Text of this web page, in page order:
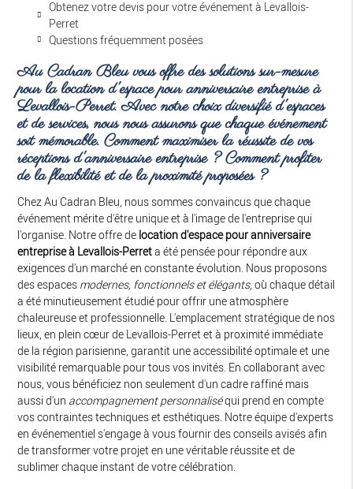
Obtenez votre devis pour votre événement à Levallois-
Perret
Questions fréquemment posées
Au Cadran Bleu vous offre des solutions sur-mesure
pour lalocation d'espace pour anniversaire entreprise à
Levallois-Perret. Avec notre choix diversifié d'espaces
et de services, nous nous assurons que chaque événement
soit mémorable. Comment maximiser la réussite de vos
réceptions d'anniversaire entreprise ? Comment profiter
de la flexibilité et de la proximité proposées ?
Chez Au Cadran Bleu, nous sommes convaincus que chaque
événement mérite d'être unique et à l'image de l'entreprise qui
l'organise. Notre offre de location d'espace pour anniversaire
entreprise à Levallois-Perreta été pensée pour répondre aux
exigences d'un marché en constante évolution. Nous proposons
des espaces modernes, fonctionnels et élégants, où chaque détail
a été minutieusement étudié pour offrir une atmosphère
chaleureuse et professionnelle. L'emplacement stratégique de nos
lieux, en plein cœur de Levallois-Perret et à proximité immédiate
de la région parisienne, garantit une accessibilité optimale et une
visibilité remarquable pour tous vos invités. En collaborant avec
nous, vous bénéficiez non seulement d'un cadre raffiné mais
aussi d'un accompagnement personnaliséqui prend en compte
vos contraintes techniques et esthétiques. Notre équipe d'experts
en événementiel s'engage à vous fournir des conseils avisés afin
de transformer votre projet en une véritable réussite et de
sublimer chaque instant de votre célébration.